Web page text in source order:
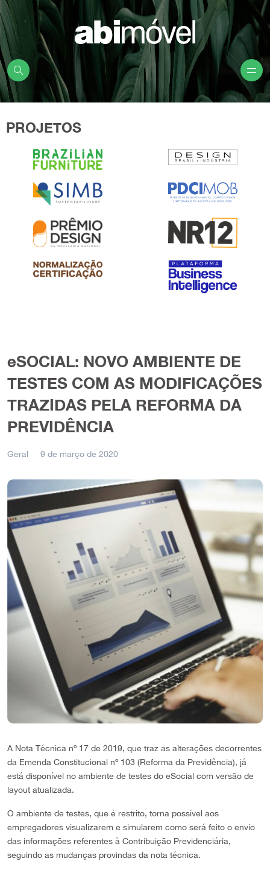
PROJETOS
eSOCIAL: NOVO AMBIENTE DE
TESTES COM AS MODIFICAÇÕES
TRAZIDAS PELA REFORMA DA
PREVIDÊNCIA
Geral 9 de março de 2020
A Nota Técnica nº 17 de 2019, que traz as alterações decorrentes
da Emenda Constitucional nº 103 (Reforma da Previdência), já
está disponível no ambiente de testes do eSocial com versão de
layout atualizada.
O ambiente de testes, que é restrito, torna possível aos
empregadores visualizarem e simularem como será feito o envio
das informações referentes à Contribuição Previdenciária,
seguindo as mudanças provindas da nota técnica.